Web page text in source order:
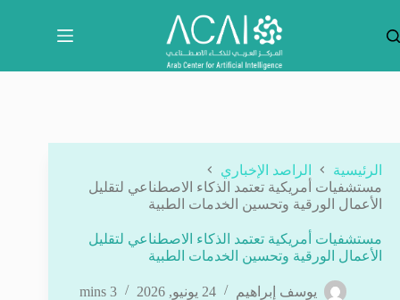
المحتوى
الرئيسية
الراصد الإخباري
مستشفيات أمريكية تعتمد الذكاء الاصطناعي لتقليل
الأعمال الورقية وتحسين الخدمات الطبية
مستشفيات أمريكية تعتمد الذكاء الاصطناعي لتقليل
الأعمال الورقية وتحسين الخدمات الطبية
يوسف إبراهيم 24 يونيو, 2026 3 mins